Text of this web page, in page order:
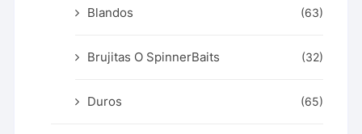
Blandos (63)
Brujitas O SpinnerBaits (32)
Duros (65)